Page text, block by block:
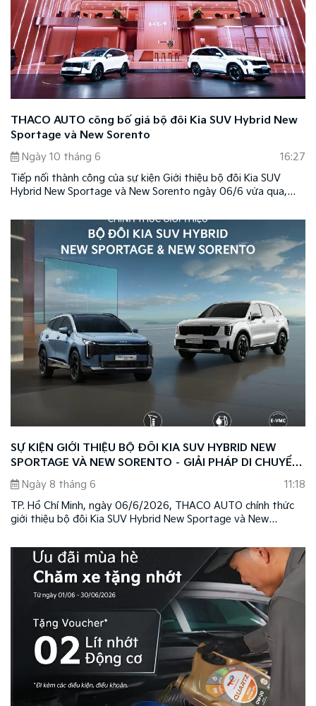
THACO AUTO công bố giá bộ đôi Kia SUV Hybrid New
Sportage và New Sorento
Ngày 10 tháng 6
16:27
Tiếp nối thành công của sự kiện Giới thiệu bộ đôi Kia SUV
Hybrid New Sportage và New Sorento ngày 06/6 vừa qua,
Sportage Hybrid và New Sorento Hybrid.
SỰ KIỆN GIỚI THIỆU BỘ ĐÔI KIA SUV HYBRID NEW
SPORTAGE VÀ NEW SORENTO – GIẢI PHÁP DI CHUYỂN
THÔNG MINH THEO XU HƯỚNG MỚI
Ngày 8 tháng 6
11:18
TP. Hồ Chí Minh, ngày 06/6/2026, THACO AUTO chính thức
giới thiệu bộ đôi Kia SUV Hybrid New Sportage và New
thương hiệu Kia tại Việt Nam.